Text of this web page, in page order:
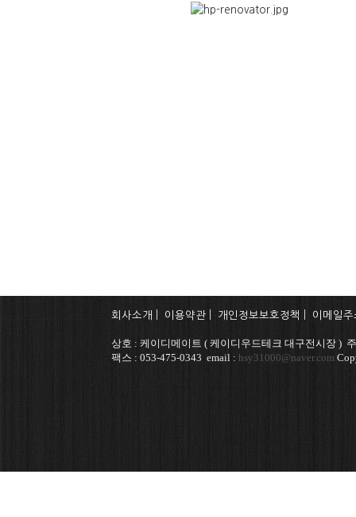
회사소개 이용약관 개인정보보호정책 이메일
상호 : 케이디메이트 ( 케이디우드테크 대구전시장 )
팩스 : 053-475-0343 email : hsy31000@naver.com